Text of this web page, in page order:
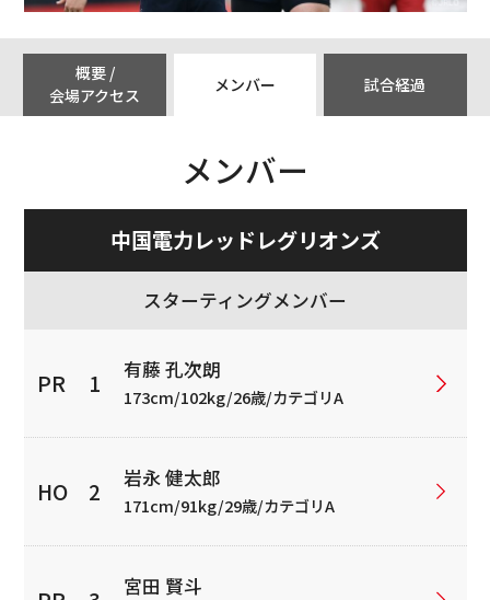
概要 /
会場アクセス
メンバー 試合経過
メンバー
中国電力レッドレグリオンズ
スターティングメンバー
有藤 孔次朗
173cm/102kg/26歳/カテゴリA
岩永 健太郎
171cm/91kg/29歳/カテゴリA
宮田 賢斗